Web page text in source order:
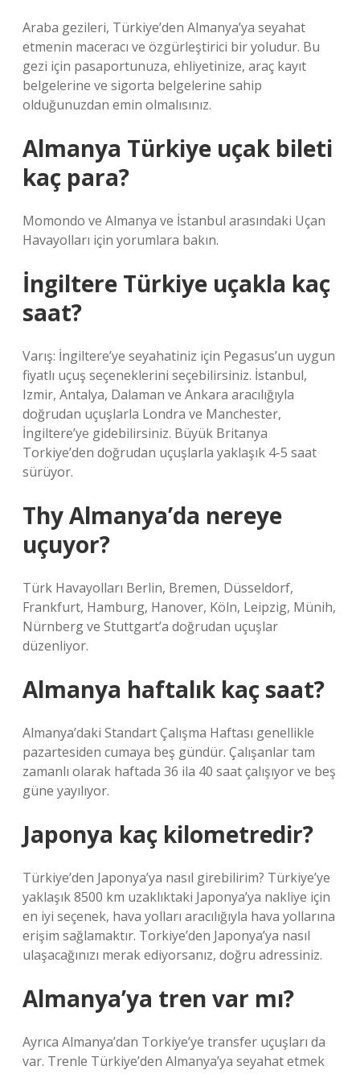
Araba gezileri, Türkiye’den Almanya’ya seyahat
etmenin maceracı ve özgürleştirici bir yoludur. Bu
gezi için pasaportunuza, ehliyetinize, araç kayıt
belgelerine ve sigorta belgelerine sahip
olduğunuzdan emin olmalısınız.
Almanya Türkiye uçak bileti
kaç para?
Momondo ve Almanya ve İstanbul arasındaki Uçan
Havayolları için yorumlara bakın.
İngiltere Türkiye uçakla kaç
saat?
Varış: İngiltere’ye seyahatiniz için Pegasus’un uygun
fiyatlı uçuş seçeneklerini seçebilirsiniz. İstanbul,
Izmir, Antalya, Dalaman ve Ankara aracılığıyla
doğrudan uçuşlarla Londra ve Manchester,
İngiltere’ye gidebilirsiniz. Büyük Britanya
Torkiye’den doğrudan uçuşlarla yaklaşık 4-5 saat
sürüyor.
Thy Almanya’da nereye
uçuyor?
Türk Havayolları Berlin, Bremen, Düsseldorf,
Frankfurt, Hamburg, Hanover, Köln, Leipzig, Münih,
Nürnberg ve Stuttgart’a doğrudan uçuşlar
düzenliyor.
Almanya haftalık kaç saat?
Almanya’daki Standart Çalışma Haftası genellikle
pazartesiden cumaya beş gündür. Çalışanlar tam
zamanlı olarak haftada 36 ila 40 saat çalışıyor ve beş
güne yayılıyor.
Japonya kaç kilometredir?
Türkiye’den Japonya’ya nasıl girebilirim? Türkiye’ye
yaklaşık 8500 km uzaklıktaki Japonya’ya nakliye için
en iyi seçenek, hava yolları aracılığıyla hava yollarına
erişim sağlamaktır. Torkiye’den Japonya’ya nasıl
ulaşacağınızı merak ediyorsanız, doğru adressiniz.
Almanya’ya tren var mı?
Ayrıca Almanya’dan Torkiye’ye transfer uçuşları da
var. Trenle Türkiye’den Almanya’ya seyahat etmek